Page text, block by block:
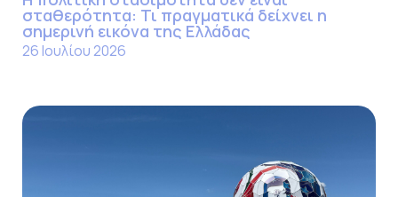
σταθερότητα: Τι πραγματικά δείχνει η
σημερινή εικόνα της Ελλάδας
26 Ιουλίου 2026